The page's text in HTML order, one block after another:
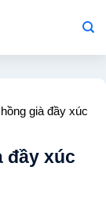
già đầy xúc
đầy xúc